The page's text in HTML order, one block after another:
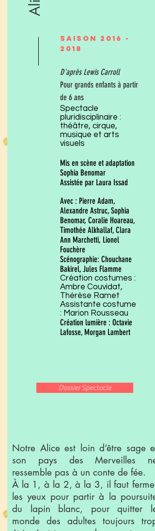
Saison 2016 -
2018
D'après Lewis Carroll
Pour grands enfants à partir
de 6 ans
Spectacle
pluridisciplinaire :
théâtre, cirque,
musique et arts
visuels
Mis en scène et adaptation
Sophia Benomar
Assistée par Laura Issad
Avec : Pierre Adam,
Alexandre Astruc, Sophia
Benomar, Coralie Hoareau,
Timothée Alkhallaf, Clara
Ann Marchetti, Lionel
Fouchère
Scénographie: Chouchane
Bakirel, Jules Flamme
Création costumes :
Ambre Couvidat,
Thérèse Ramet
Assistante costume
: Marion Rousseau
Création lumière : Octavie
Lafosse, Morgan Lambert
Dossier Spectacle
Notre Alice est loin d’être sage et
son pays des Merveilles ne
ressemble pas à un conte de fée.
À la 1, à la 2, à la 3, il faut fermer
les yeux pour partir à la poursuite
du lapin blanc, pour quitter le
monde des adultes toujours trop